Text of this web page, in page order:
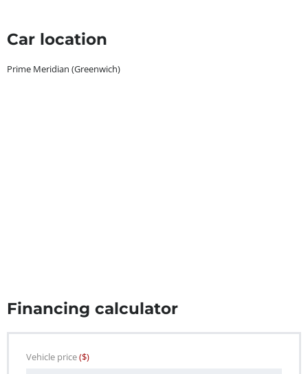
Car location
Prime Meridian (Greenwich)
Financing calculator
Vehicle price($)